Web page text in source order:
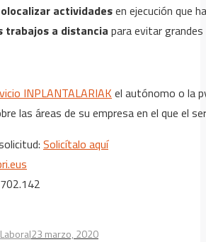
actividadesen ejecución que
trabajos a distancia para evitar
INPLANTALARIAK el autónomo o la
las áreas de su empresa en el que el
Solicítalo aquí
Laboral23 marzo, 2020